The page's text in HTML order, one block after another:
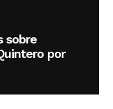
sobre
por